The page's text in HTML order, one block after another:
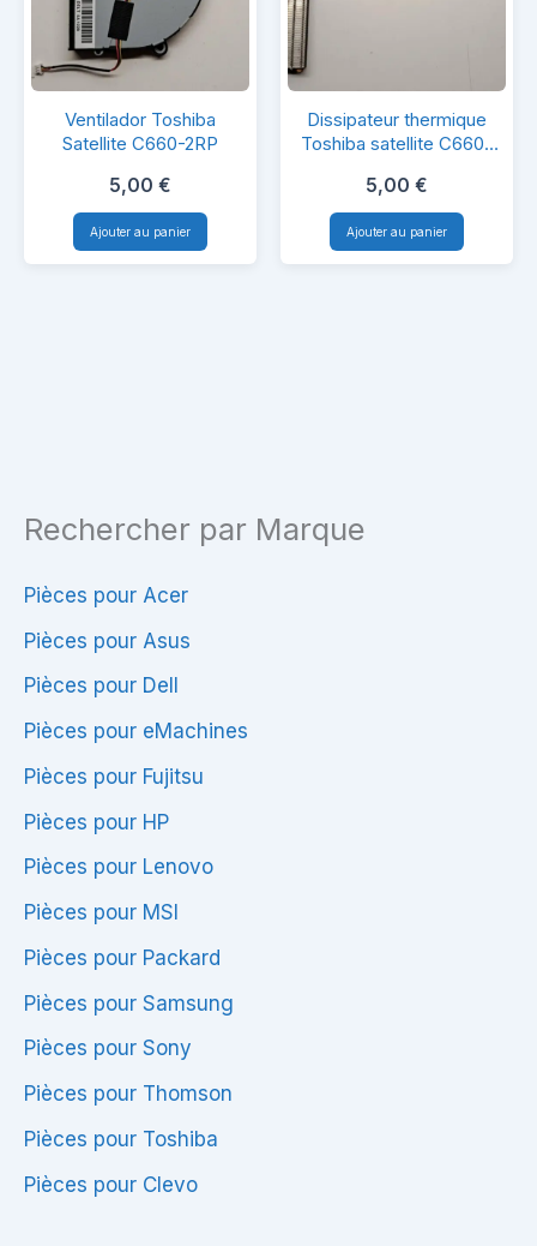
Rechercher par Marque
Pièces pour Acer
Pièces pour Asus
Pièces pour Dell
Pièces pour eMachines
Pièces pour Fujitsu
Pièces pour HP
Pièces pour Lenovo
Pièces pour MSI
Pièces pour Packard
Pièces pour Samsung
Pièces pour Sony
Pièces pour Thomson
Pièces pour Toshiba
Pièces pour Clevo
Ventilador
Toshiba
Satellite
C660-
2RP
Ventilador Toshiba
Satellite C660-2RP
5,00 €
Ajouter au panier
Dissipateur
thermique
Toshiba
satellite
C660-
Dissipateur thermique
Toshiba satellite C660-
5,00 €
Ajouter au panier